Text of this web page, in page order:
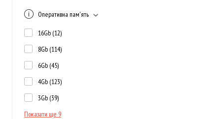
Оперативна пам'ять
16Gb (12)
8Gb (114)
6Gb (45)
4Gb (123)
3Gb (39)
Показати ще 9